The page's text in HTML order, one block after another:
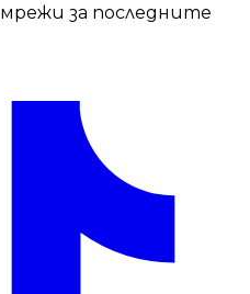
за последните